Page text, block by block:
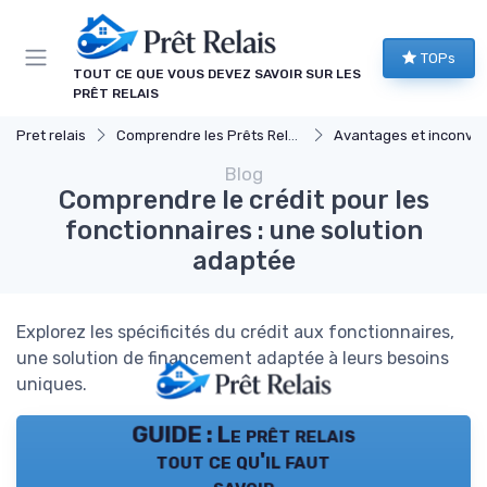
TOUT CE QUE VOUS DEVEZ SAVOIR SUR LES
PRÊT RELAIS
TOPs
Pret relais Comprendre les Prêts Relais Avantages et
Blog
Comprendre le crédit pour les
fonctionnaires : une solution
adaptée
Explorez les spécificités du crédit aux fonctionnaires,
une solution de financement adaptée à leurs besoins
uniques.
GUIDE : Le prêt relais
tout ce qu'il faut
Panneau de gestion des cookies